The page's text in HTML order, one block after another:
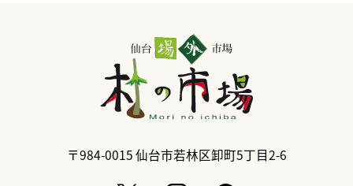
〒984-0015仙台市若林区卸町5丁目2-6